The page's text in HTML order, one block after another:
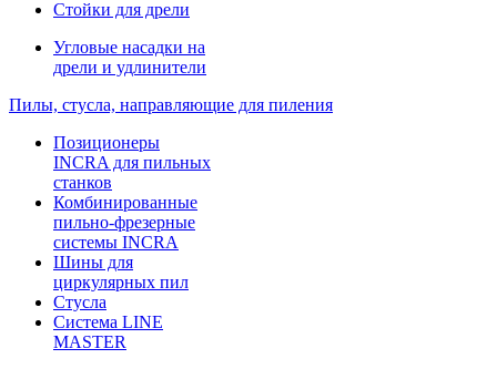
Стойки для дрели
Угловые насадки на
дрели и удлинители
Пилы, стусла, направляющие для пиления
Позиционеры
INCRA для пильных
станков
Комбинированные
пильно-фрезерные
системы INCRA
Шины для
циркулярных пил
Стусла
Система LINE
MASTER